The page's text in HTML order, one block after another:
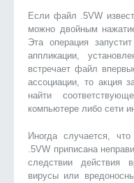
Если файл .5VW
можно двойным
Эта операция
аппликации,
встречает файл
ассоциации, то акция
найти
компьютере либо сети
Иногда случается,
.5VW приписана
следствии действия
вирусы или